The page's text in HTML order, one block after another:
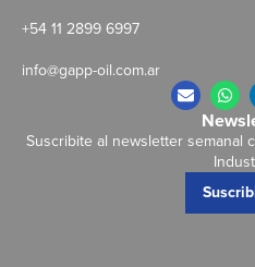
+54 11 2899 6997
info@gapp-oil.com.ar
Suscribite al newsletter semanal